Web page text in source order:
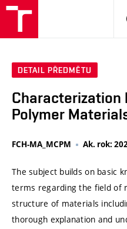
DETAIL PŘEDMĚTU
Characterization
Polymer
FCH-MA_MCPM Ak. rok:
The subject builds on basic
terms regarding the field of
structure of materials
thorough explanation and